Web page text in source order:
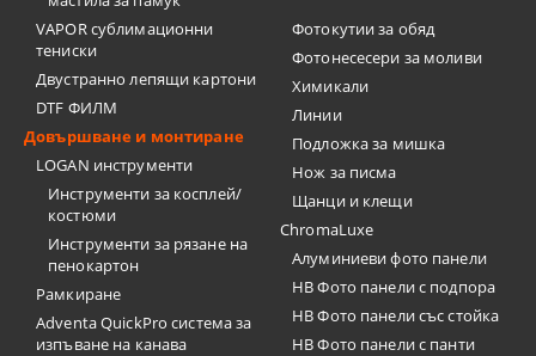
VAPOR сублимационни
тениски
Двустранно лепящи картони
DTF ФИЛМ
Довършване и монтиране
LOGAN инструменти
Инструменти за косплей/
костюми
Инструменти за рязане на
пенокартон
Рамкиране
Adventa QuickPro система за
изпъване на канава
Фотокутии за обяд
Фотонесесери за моливи
Химикали
Линии
Подложка за мишка
Нож за писма
Щанци и клещи
ChromaLuxe
Алуминиеви фото панели
HB Фото панели с подпора
HB Фото панели със стойка
HB Фото панели с панти